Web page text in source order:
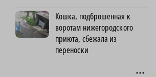
Кошка, подброшенная к
воротам нижегородского
приюта, сбежала из
переноски